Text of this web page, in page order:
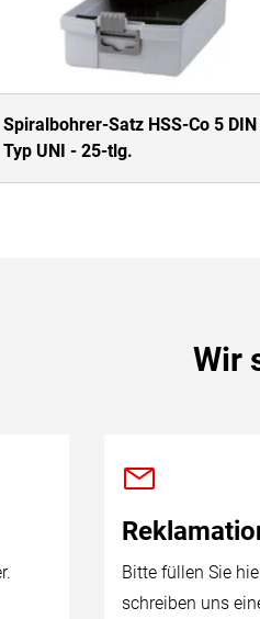
Spiralbohrer-Satz HSS-Co 5
Typ UNI - 25-tlg.
Wir
Bitte füllen Sie
schreiben uns